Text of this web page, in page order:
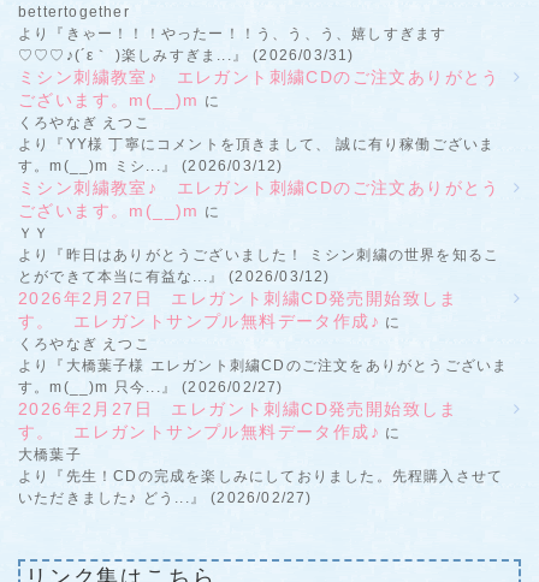
bettertogether
より『きゃー！！！やったー！！う、う、う、嬉しすぎます
♡♡♡♪(´ε｀ )楽しみすぎま...』 (2026/03/31)
ミシン刺繍教室♪ エレガント刺繍CDのご注文ありがとう
ございます。m(__)m に
くろやなぎ えつこ
より『YY様 丁寧にコメントを頂きまして、 誠に有り稼働ございま
す。m(__)m ミシ...』 (2026/03/12)
ミシン刺繍教室♪ エレガント刺繍CDのご注文ありがとう
ございます。m(__)m に
ＹＹ
より『昨日はありがとうございました！ ミシン刺繍の世界を知るこ
とができて本当に有益な...』 (2026/03/12)
2026年2月27日 エレガント刺繍CD発売開始致しま
す。 エレガントサンプル無料データ作成♪ に
くろやなぎ えつこ
より『大橋葉子様 エレガント刺繍CDのご注文をありがとうございま
す。m(__)m 只今...』 (2026/02/27)
2026年2月27日 エレガント刺繍CD発売開始致しま
す。 エレガントサンプル無料データ作成♪ に
大橋葉子
より『先生！CDの完成を楽しみにしておりました。先程購入させて
いただきました♪ どう...』 (2026/02/27)
リンク集はこちら